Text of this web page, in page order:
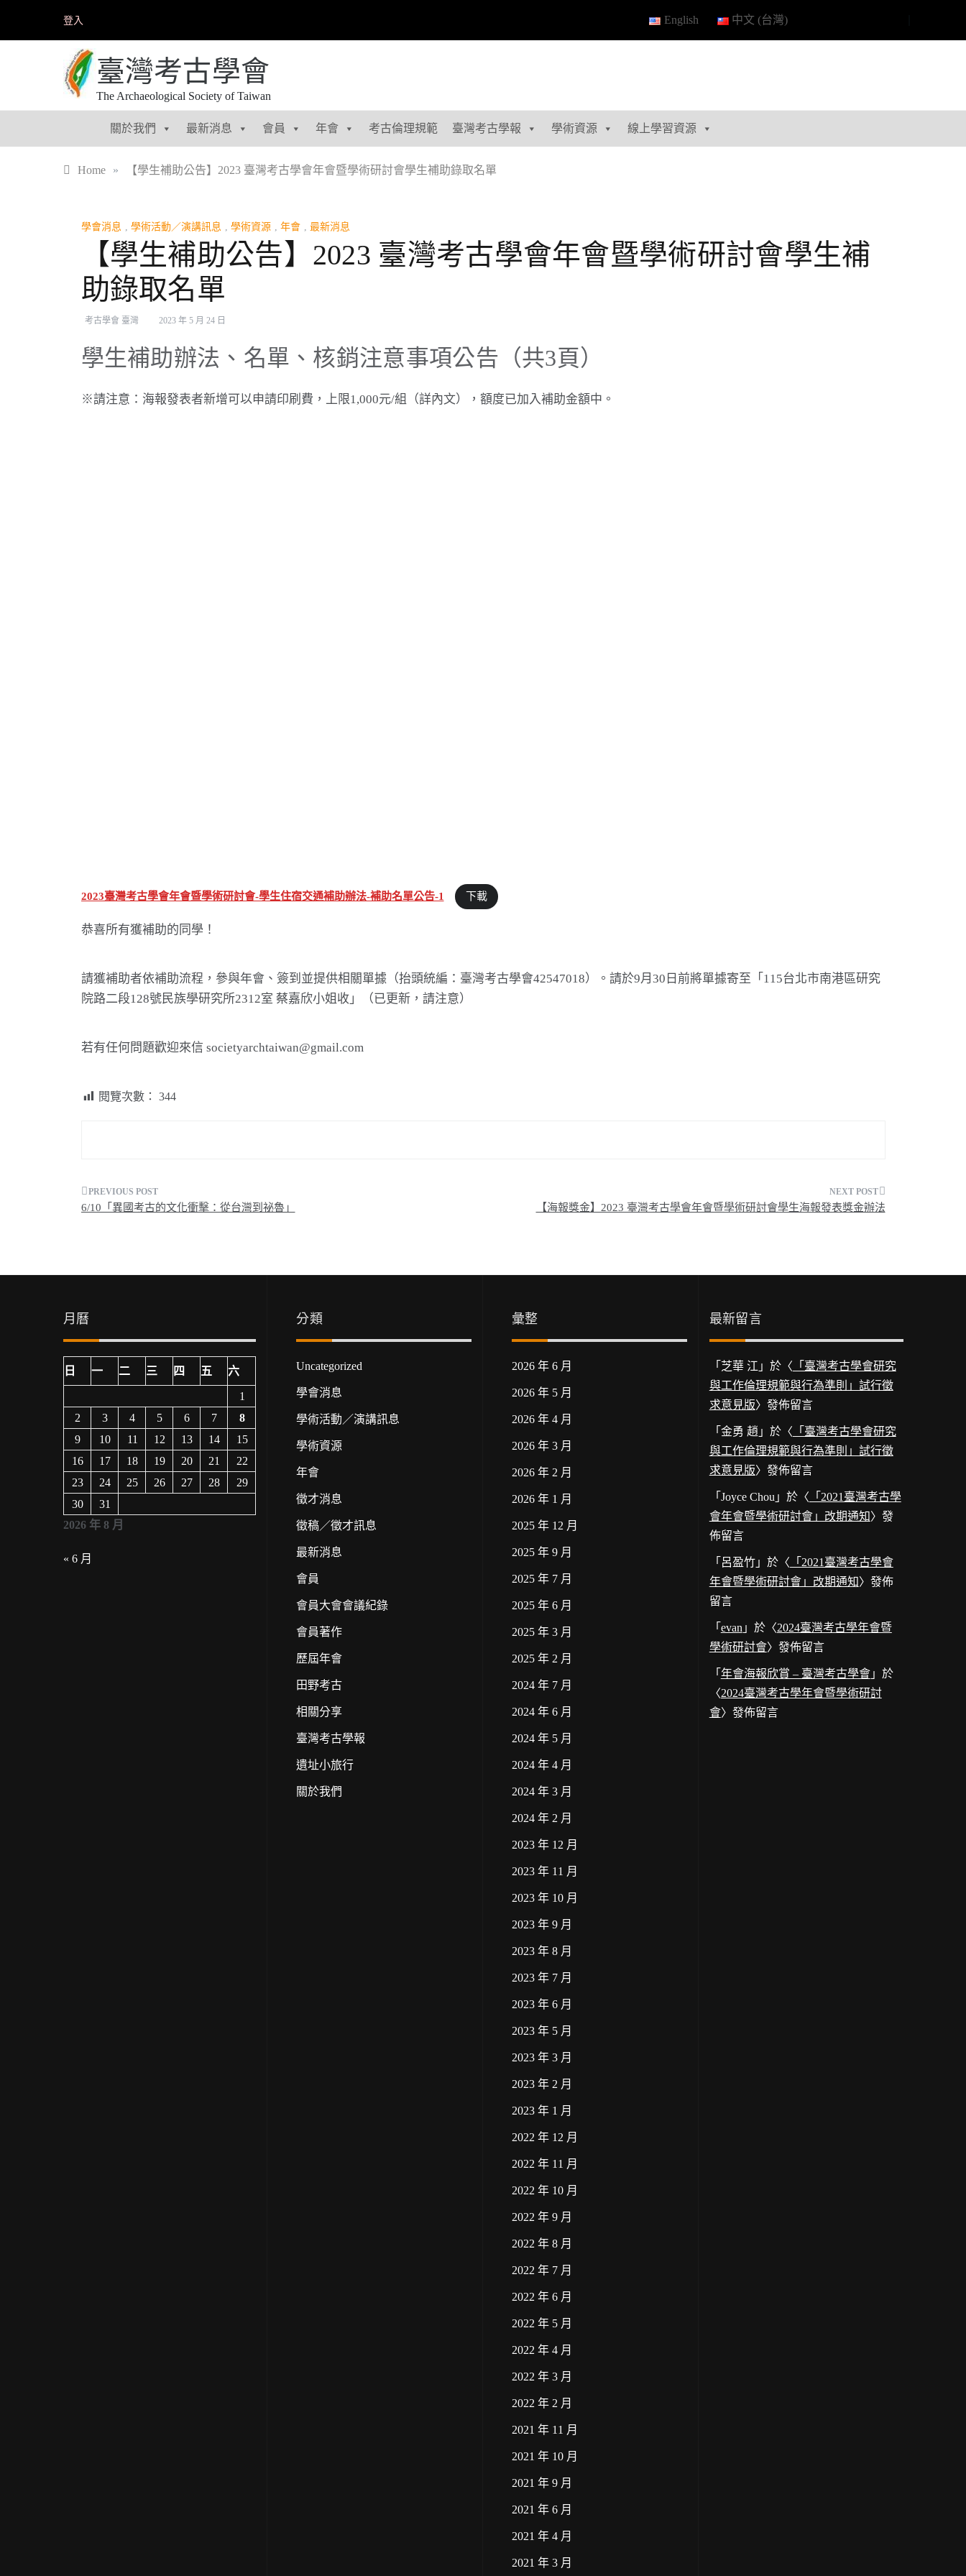
content
登入 English 中文 (台灣)
臺灣考古學會
The Archaeological Society of Taiwan
關於我們 最新消息 會員 年會 考古倫理規範 臺灣考古學報 學術資源 線上學習資源
Home » 【學生補助公告】2023 臺灣考古學會年會暨學術研討會學生補助錄取名單
學會消息 學術活動／演講訊息 學術資源 年會 最新消息
【學生補助公告】2023 臺灣考古學會年會暨學術研討會學生補
助錄取名單
考古學會 臺灣 2023 年 5 月 24 日
學生補助辦法、名單、核銷注意事項公告（共3頁）
※請注意：海報發表者新增可以申請印刷費，上限1,000元/組（詳內文），額度已加入補助金額中。
2023臺灣考古學會年會暨學術研討會-學生住宿交通補助辦法-補助名單公告-1 下載
恭喜所有獲補助的同學！
請獲補助者依補助流程，參與年會、簽到並提供相關單據（抬頭統編：臺灣考古學會42547018）。請於9月30日前將單據寄至「115台北市南港區研究
院路二段128號民族學研究所2312室 蔡嘉欣小姐收」（已更新，請注意）
若有任何問題歡迎來信 societyarchtaiwan@gmail.com
閱覽次數： 344
文
覽
6/10「異國考古的文化衝擊：從台灣到祕魯」 【海報獎金】2023 臺灣考古學會年會暨學術研討會學生海報發表獎金辦法
月曆
2026 年 8 月
日 一 二 三 四 五 六
1
2
3 4 5 6 7
8
9
10 11 12 13 14
15
16
17 18 19 20 21
22
23
24 25 26 27 28
29
30
31
« 6 月
分類
Uncategorized
學會消息
學術活動／演講訊息
學術資源
年會
徵才消息
徵稿／徵才訊息
最新消息
會員
會員大會會議紀錄
會員著作
歷屆年會
田野考古
相關分享
臺灣考古學報
遺址小旅行
關於我們
彙整
2026 年 6 月
2026 年 5 月
2026 年 4 月
2026 年 3 月
2026 年 2 月
2026 年 1 月
2025 年 12 月
2025 年 9 月
2025 年 7 月
2025 年 6 月
2025 年 3 月
2025 年 2 月
2024 年 7 月
2024 年 6 月
2024 年 5 月
2024 年 4 月
2024 年 3 月
2024 年 2 月
2023 年 12 月
2023 年 11 月
2023 年 10 月
2023 年 9 月
2023 年 8 月
2023 年 7 月
2023 年 6 月
2023 年 5 月
2023 年 3 月
2023 年 2 月
2023 年 1 月
2022 年 12 月
2022 年 11 月
2022 年 10 月
2022 年 9 月
2022 年 8 月
2022 年 7 月
2022 年 6 月
2022 年 5 月
2022 年 4 月
2022 年 3 月
2022 年 2 月
2021 年 11 月
2021 年 10 月
2021 年 9 月
2021 年 6 月
2021 年 4 月
2021 年 3 月
最新留言
「 芝華 江 」於〈 「臺灣考古學會研究
與工作倫理規範與行為準則」試行徵
求意見版〉發佈留言
「 金勇 趙 」於〈 「臺灣考古學會研究
與工作倫理規範與行為準則」試行徵
求意見版〉發佈留言
「 Joyce Chou 」於〈 「2021臺灣考古學
會年會暨學術研討會」改期通知〉發
佈留言
「 呂盈竹」於〈 「2021臺灣考古學會
年會暨學術研討會」改期通知〉發佈
留言
「 evan 」於〈2024臺灣考古學年會暨
學術研討會〉發佈留言
「 年會海報欣賞 – 臺灣考古學會」於
〈2024臺灣考古學年會暨學術研討
會〉發佈留言